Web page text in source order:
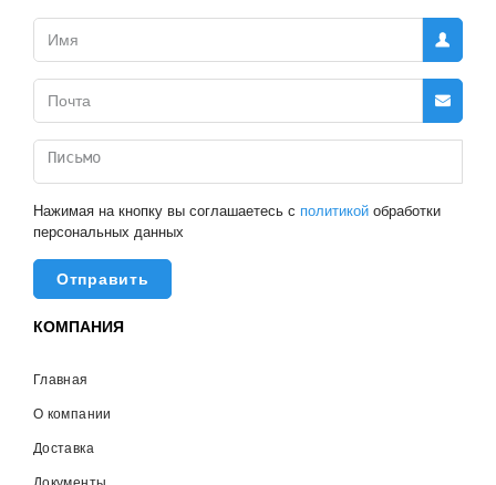
КОМПАНИЯ
Главная
О компании
Доставка
Нажимая на кнопку вы соглашаетесь с политикой обработки
персональных данных
Отправить